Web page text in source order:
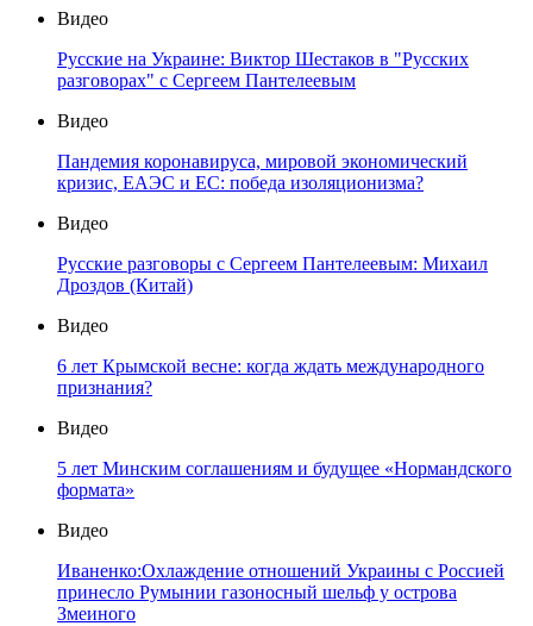
Видео
Русские на Украине: Виктор Шестаков в "Русских
разговорах" с Сергеем Пантелеевым
Видео
Пандемия коронавируса, мировой экономический
кризис, ЕАЭС и ЕС: победа изоляционизма?
Видео
Русские разговоры с Сергеем Пантелеевым: Михаил
Дроздов (Китай)
Видео
6 лет Крымской весне: когда ждать международного
признания?
Видео
5 лет Минским соглашениям и будущее «Нормандского
формата»
Видео
Иваненко:Охлаждение отношений Украины с Россией
принесло Румынии газоносный шельф у острова
Змеиного